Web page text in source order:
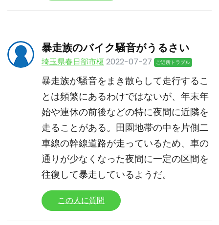
暴走族のバイク騒音がうるさい
埼玉県春日部市榎 2022-07-27 ご近所トラブル
暴走族が騒音をまき散らして走行するこ
とは頻繁にあるわけではないが、年末年
始や連休の前後などの特に夜間に近隣を
走ることがある。田園地帯の中を片側二
車線の幹線道路が走っているため、車の
通りが少なくなった夜間に一定の区間を
往復して暴走しているようだ。
この人に質問